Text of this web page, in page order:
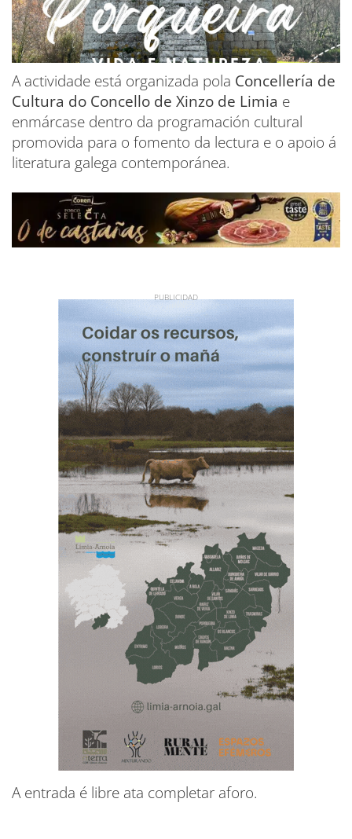
A actividade está organizada pola Concellería de
Cultura do Concello de Xinzo de Limia e
enmárcase dentro da programación cultural
promovida para o fomento da lectura e o apoio á
literatura galega contemporánea.
A entrada é libre ata completar aforo.